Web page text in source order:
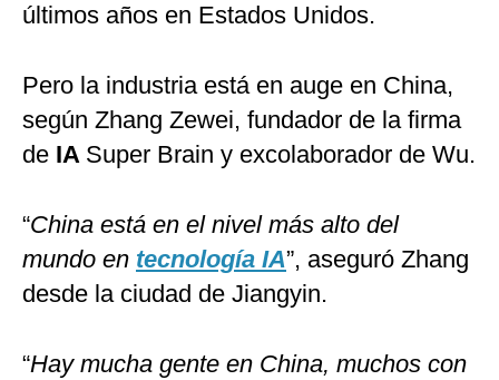
últimos años en Estados Unidos.
Pero la industria está en auge en China,
según Zhang Zewei, fundador de la firma
de IA Super Brain y excolaborador de Wu.
“China está en el nivel más alto del
mundo en tecnología IA”, aseguró Zhang
desde la ciudad de Jiangyin.
“Hay mucha gente en China, muchos con